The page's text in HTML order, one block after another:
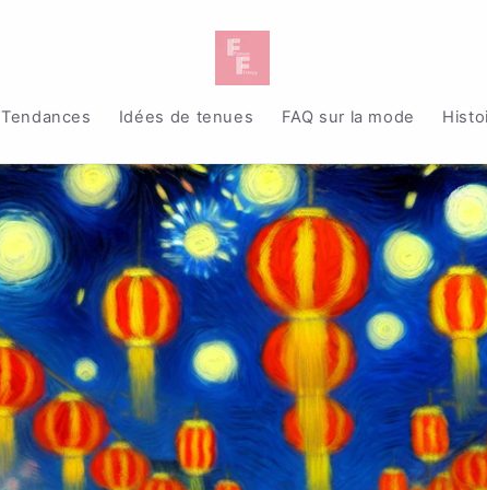
Tendances Idées de tenues FAQ sur la mode